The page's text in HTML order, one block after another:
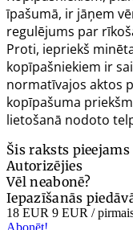
īpašumā, ir jāņem
regulējums par
Proti, iepriekš
kopīpašniekiem ir
normatīvajos aktos
kopīpašuma
lietošanā nodoto
Šis raksts
Autorizējies
Vēl neabonē?
Iepazīšanās
18 EUR 9 EUR /
Abonēt!